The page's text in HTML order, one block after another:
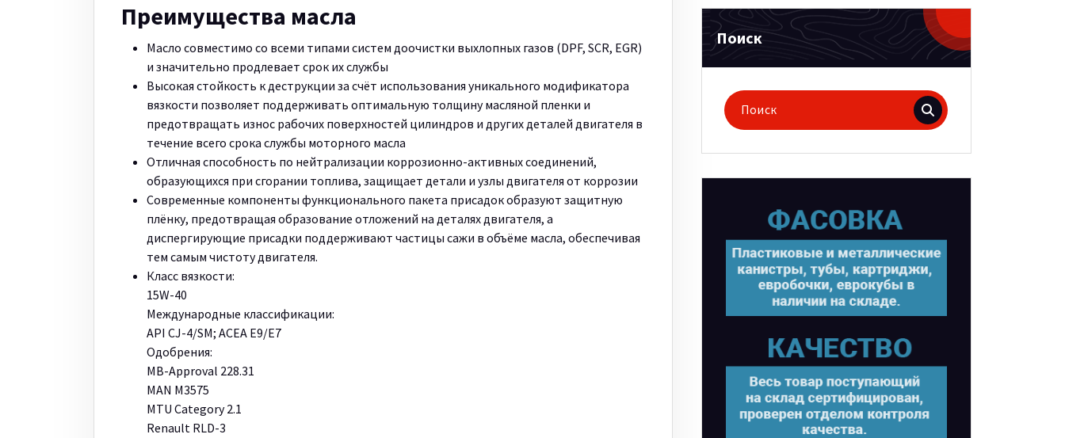
Преимущества масла
Масло совместимо со всеми типами систем доочистки выхлопных газов (DPF, SCR, EGR)
и значительно продлевает срок их службы
Высокая стойкость к деструкции за счёт использования уникального модификатора
вязкости позволяет поддерживать оптимальную толщину масляной пленки и
предотвращать износ рабочих поверхностей цилиндров и других деталей двигателя в
течение всего срока службы моторного масла
Отличная способность по нейтрализации коррозионно-активных соединений,
образующихся при сгорании топлива, защищает детали и узлы двигателя от коррозии
Современные компоненты функционального пакета присадок образуют защитную
плёнку, предотвращая образование отложений на деталях двигателя, а
диспергирующие присадки поддерживают частицы сажи в объёме масла, обеспечивая
тем самым чистоту двигателя.
Класс вязкости:
15W-40
Международные классификации:
API CJ-4/SM; ACEA E9/E7
Одобрения:
MB-Approval 228.31
MAN M3575
MTU Category 2.1
Renault RLD-3
Поиск
Поиск
для: